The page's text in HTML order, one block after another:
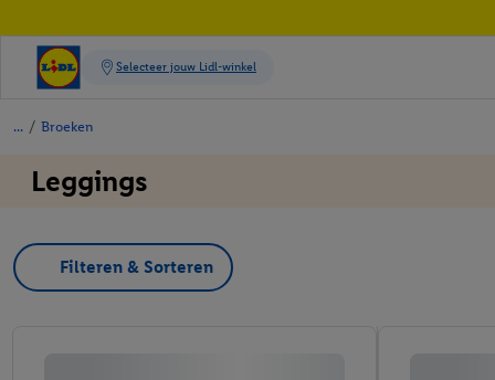
/ Broeken
Leggings
Filteren & Sorteren